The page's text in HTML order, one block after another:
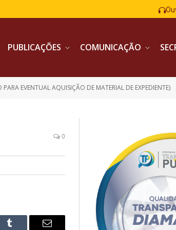
PUBLICAÇÕES COMUNICAÇÃO
EVENTUAL AQUISIÇÃO DE MATERIAL DE EXPEDIENTE)
0